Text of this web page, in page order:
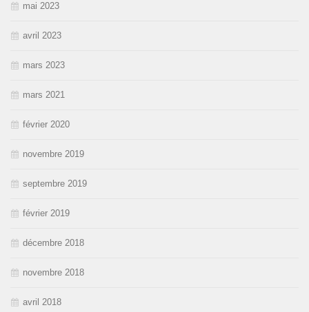
mai 2023
avril 2023
mars 2023
mars 2021
février 2020
novembre 2019
septembre 2019
février 2019
décembre 2018
novembre 2018
avril 2018